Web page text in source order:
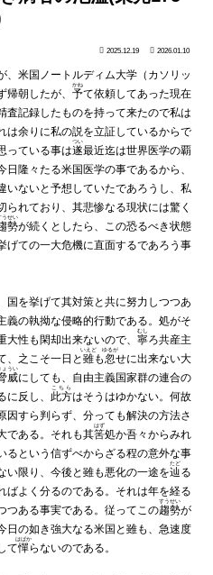
2025.12.19 2026.01.10
米国ノートルディム大学（カソリッ
帰朝したが、 予
かね
て依頼してあった現在
査記録したものを持って来たので私は
は余りに私の説を立証しているからで
っている事は遂
つい
最近迄は世界医学の覇
日隆々たる米国医学の事であるから、
いないと予想していたであろうし、私
られており、其悲惨なる現状には驚く
勢
うせい
が続くとしたら、この恐るべき状態
げての一大危機に直面するであろう事
国を挙げて其対策と共に努力しつつあ
義の執拗な侵略的行動である。処がそ
性も閑却出来ないので、 寧
むし
ろ共産主
、之こそ一日と雖
いえど
も忽
ゆるが
せに出来ない大
威
ょうい
にしても、自由主義国家群の連合の
反し、 此方
こちら
はそうはゆかない。何故
因すら判らず、分っても解決の方法さ
である。それも其筈
はず
処か吾々からみれ
るという信ずべからざる程の意外な事
い限り、今後と雖も悪化の一途を辿
たど
る
ばよく分るのである。それは年を経る
つある事実である。従ってこの趨勢
すうせい
が
日の如き強大なる米国と雖も、急速度
て憚
はばか
らないのである。